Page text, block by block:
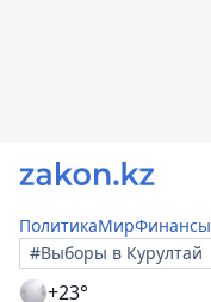
ПолитикаМирФинансы
#Выборы в Курултай
+23°